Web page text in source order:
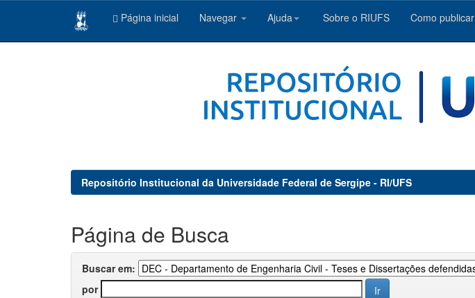
Página inicial Navegar Ajuda Sobre o RIUFS Como publicar
Repositório Institucional da Universidade Federal de Sergipe - RI/UFS
Página de Busca
Buscar em:
por